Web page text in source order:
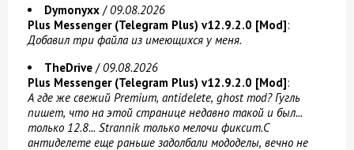
Dymonyxx /09.08.2026
Plus Messenger (Telegram Plus) v12.9.2.0 [Mod]:
Добавил три файла из имеющихся у меня.
TheDrive /09.08.2026
Plus Messenger (Telegram Plus) v12.9.2.0 [Mod]:
А где же свежий Premium, antidelete, ghost mod? Гугль
пишет, что на этой странице недавно такой и был...
только 12.8... Strannik только мелочи фиксит.С
антиделете еще раньше задолбали мододелы, вечно не